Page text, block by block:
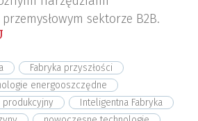
sektorze B2B.
Fabryka przyszłości
energooszczędne
Inteligentna Fabryka